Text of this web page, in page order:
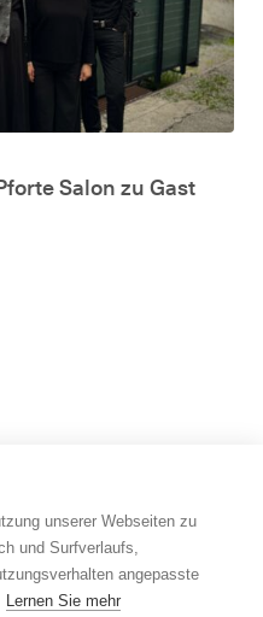
Salon zu Gast
unserer Webseiten zu
und Surfverlaufs,
angepasste
Lernen Sie mehr